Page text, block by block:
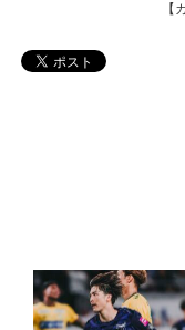
【